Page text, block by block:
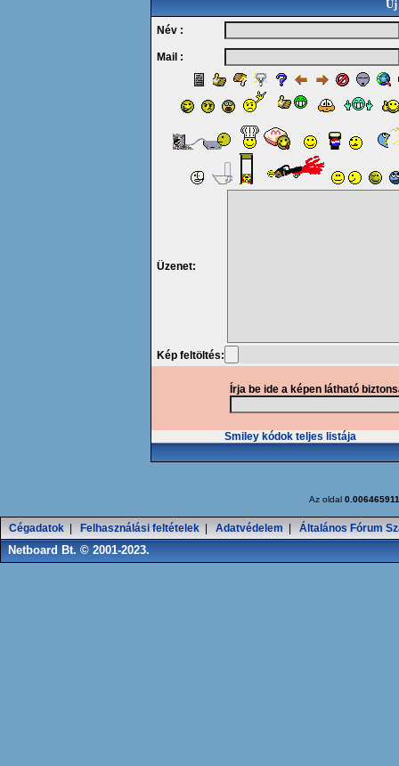
Új
Név :
Mail :
Üzenet:
Kép feltöltés:
Írja be ide a képen látható
Smiley kódok teljes listája
Az oldal
Cégadatok Felhasználási feltételek Adatvédelem Általános Fórum
Netboard Bt. © 2001-2023.